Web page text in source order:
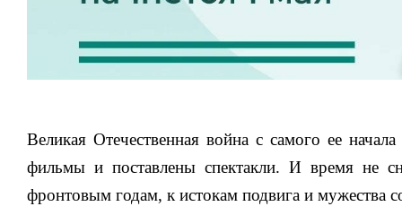
Великая Отечественная война с самого ее
фильмы и поставлены спектакли. И время не
фронтовым годам, к истокам подвига и мужества